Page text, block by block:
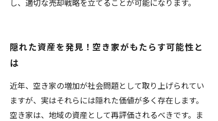
し、適切な売却戦略を立てることが可能になります。
隠れた資産を発見！空き家がもたらす可能性と
は
近年、空き家の増加が社会問題として取り上げられてい
ますが、実はそれらには隠れた価値が多く存在します。
空き家は、地域の資産として再評価されるべきです。ま